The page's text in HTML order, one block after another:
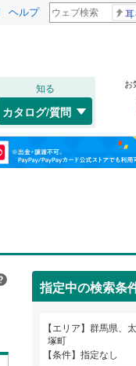
ヘルプ
知る
カタログ/質問
お
指定中の検索条
エリア
群馬県、
塚町
条件
指定なし
福島 桐生市(33)
沼田市(4)
多野郡上野村(0)
甘楽郡南牧村(0)
吾妻郡高山村(
小舞木町(1)
西本町(1)
成塚町(1)
植木野町(1)
緑町(1
吾妻線(0)
湘南新宿ライン（前
(0)
太陽光発電シス